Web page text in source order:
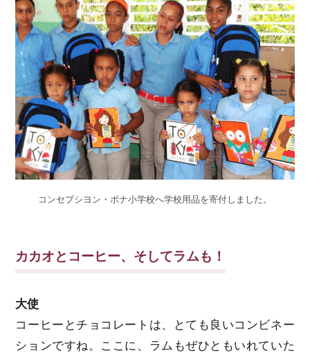
コンセプシヨン・ボナ小学校へ学校用品を寄付しました。
カカオとコーヒー、そしてラムも！
大使
コーヒーとチョコレートは、とても良いコンビネー
ションですね。ここに、ラムもぜひともいれていた